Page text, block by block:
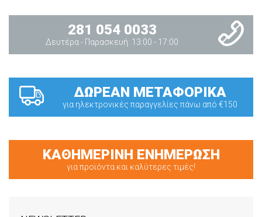
281 054 0033
Δευτέρα - Παρασκευή: 13:00 - 17:00
ΔΩΡΕΑΝ ΜΕΤΑΦΟΡΙΚΑ
για ηλεκτρονικές παραγγελίες πάνω από €150
ΚΑΘΗΜΕΡΙΝΗ ΕΝΗΜΕΡΩΣΗ
για προϊόντα και καλύτερες τιμές!